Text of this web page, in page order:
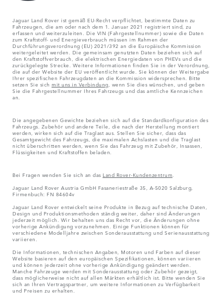
Jaguar Land Rover ist gemäß EU-Recht verpflichtet, bestimmte Daten zu
Fahrzeugen, die am oder nach dem 1. Januar 2021 registriert sind, zu
erfassen und weiterzuleiten. Die VIN (Fahrgestellnummer) sowie die Daten
zum Kraftstoff- und Energieverbrauch müssen im Rahmen der
Durchführungsverordnung (EU) 2021/392 an die Europäische Kommission
weitergeleitet werden. Die gemeinsam genutzten Daten beziehen sich auf
den Kraftstoffverbrauch, die elektrischen Energiedaten von PHEVs und die
zurückgelegte Strecke. Weitere Informationen finden Sie in der Verordnung,
die auf der Website der EU veröffentlicht wurde. Sie können der Weitergabe
Ihrer spezifischen Fahrzeugdaten an die Kommission widersprechen. Bitte
setzen Sie sich mit uns in Verbindung , wenn Sie dies wünschen, und geben
Sie die Fahrgestellnummer Ihres Fahrzeugs und das amtliche Kennzeichen
an.
Die angegebenen Gewichte beziehen sich auf die Standardkonfiguration des
Fahrzeugs. Zubehör und andere Teile, die nach der Herstellung montiert
werden, wirken sich auf die Traglast aus. Stellen Sie sicher, dass das
Gesamtgewicht des Fahrzeugs, die maximalen Achslasten und die Traglast
nicht überschritten werden, wenn Sie das Fahrzeug mit Zubehör, Insassen,
Flüssigkeiten und Kraftstoffen beladen.
Bei Fragen wenden Sie sich an das Land Rover-Kundenzentrum
Jaguar Land Rover Austria GmbH Fasaneriestraße 35, A-5020 Salzburg,
Firmenbuch: FN 84604v
Jaguar Land Rover entwickelt seine Produkte in Bezug auf technische Daten,
Design und Produktionsmethoden ständig weiter, daher sind Änderungen
jederzeit möglich. Wir behalten uns das Recht vor, die Änderungen ohne
vorherige Ankündigung vorzunehmen. Einige Funktionen können für
verschiedene Modelljahre zwischen Sonderausstattung und Serienausstattung
variieren.
Die Informationen, technischen Angaben, Motoren und Farben auf dieser
Website basieren auf den europäischen Spezifikationen, können variieren
und können jederzeit ohne vorherige Ankündigung geändert werden.
Manche Fahrzeuge werden mit Sonderausstattung oder Zubehör gezeigt,
dass möglicherweise nicht auf allen Märkten erhältlich ist. Bitte wenden Sie
sich an Ihren Vertragspartner, um weitere Informationen zu Verfügbarkeit
und Preisen zu erhalten.